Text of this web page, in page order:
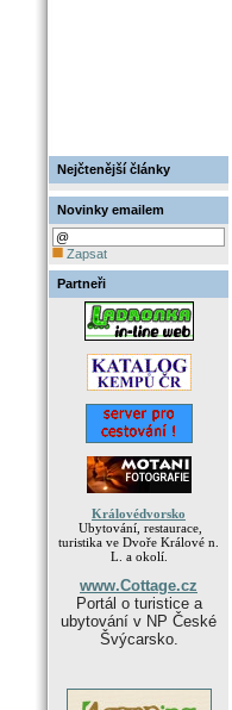
Nejčtenější články
Novinky emailem
Zapsat
Partneři
Královédvorsko
Ubytování, restaurace,
turistika ve Dvoře Králové n.
L. a okolí.
www.Cottage.cz
Portál o turistice a
ubytování v NP České
Švýcarsko.